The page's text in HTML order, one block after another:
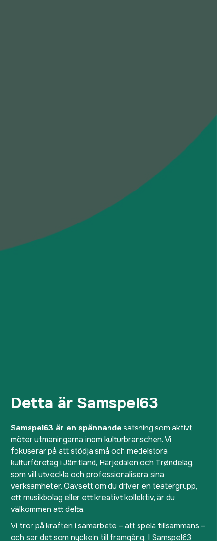
Detta är Samspel63
Samspel63 är en spännande satsning som aktivt
möter utmaningarna inom kulturbranschen. Vi
fokuserar på att stödja små och medelstora
kulturföretag i Jämtland, Härjedalen och Trøndelag,
som vill utveckla och professionalisera sina
verksamheter. Oavsett om du driver en teatergrupp,
ett musikbolag eller ett kreativt kollektiv, är du
välkommen att delta.
Vi tror på kraften i samarbete – att spela tillsammans –
och ser det som nyckeln till framgång. I Samspel63